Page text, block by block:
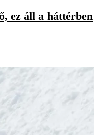
ez áll a háttérben